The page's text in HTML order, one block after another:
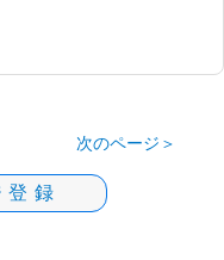
次のページ＞
登録